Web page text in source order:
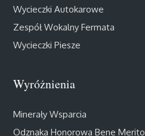
Wycieczki Autokarowe
Zespół Wokalny Fermata
Wycieczki Piesze
Wyróżnienia
Minerały Wsparcia
Odznaka Honorowa Bene Merito